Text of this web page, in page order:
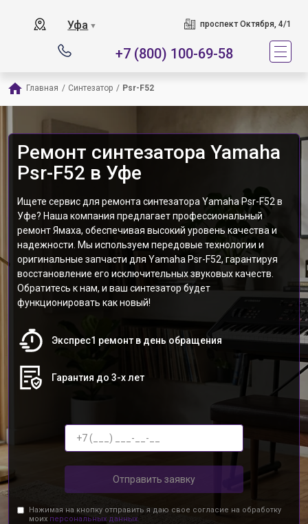
Уфа ▼ проспект Октября, 4/1
+7 (800) 100-69-58
Главная / Синтезатор / Psr-F52
Ремонт синтезатора Yamaha
Psr-F52 в Уфе
Ищете сервис для ремонта синтезатора Yamaha Psr-F52 в
Уфе? Наша компания предлагает профессиональный
ремонт Ямаха, обеспечивая высокий уровень качества и
надежности. Мы используем передовые технологии и
оригинальные запчасти для Yamaha Psr-F52, гарантируя
восстановление его исключительных звуковых качеств.
Обратитесь к нам, и ваш синтезатор будет
функционировать как новый!
Экспрес1 ремонт в день обращения
Гарантия до 3-х лет
Отправить заявку
Нажимая на кнопку отправить я даю свое согласие на обработку
моих персональных данных.